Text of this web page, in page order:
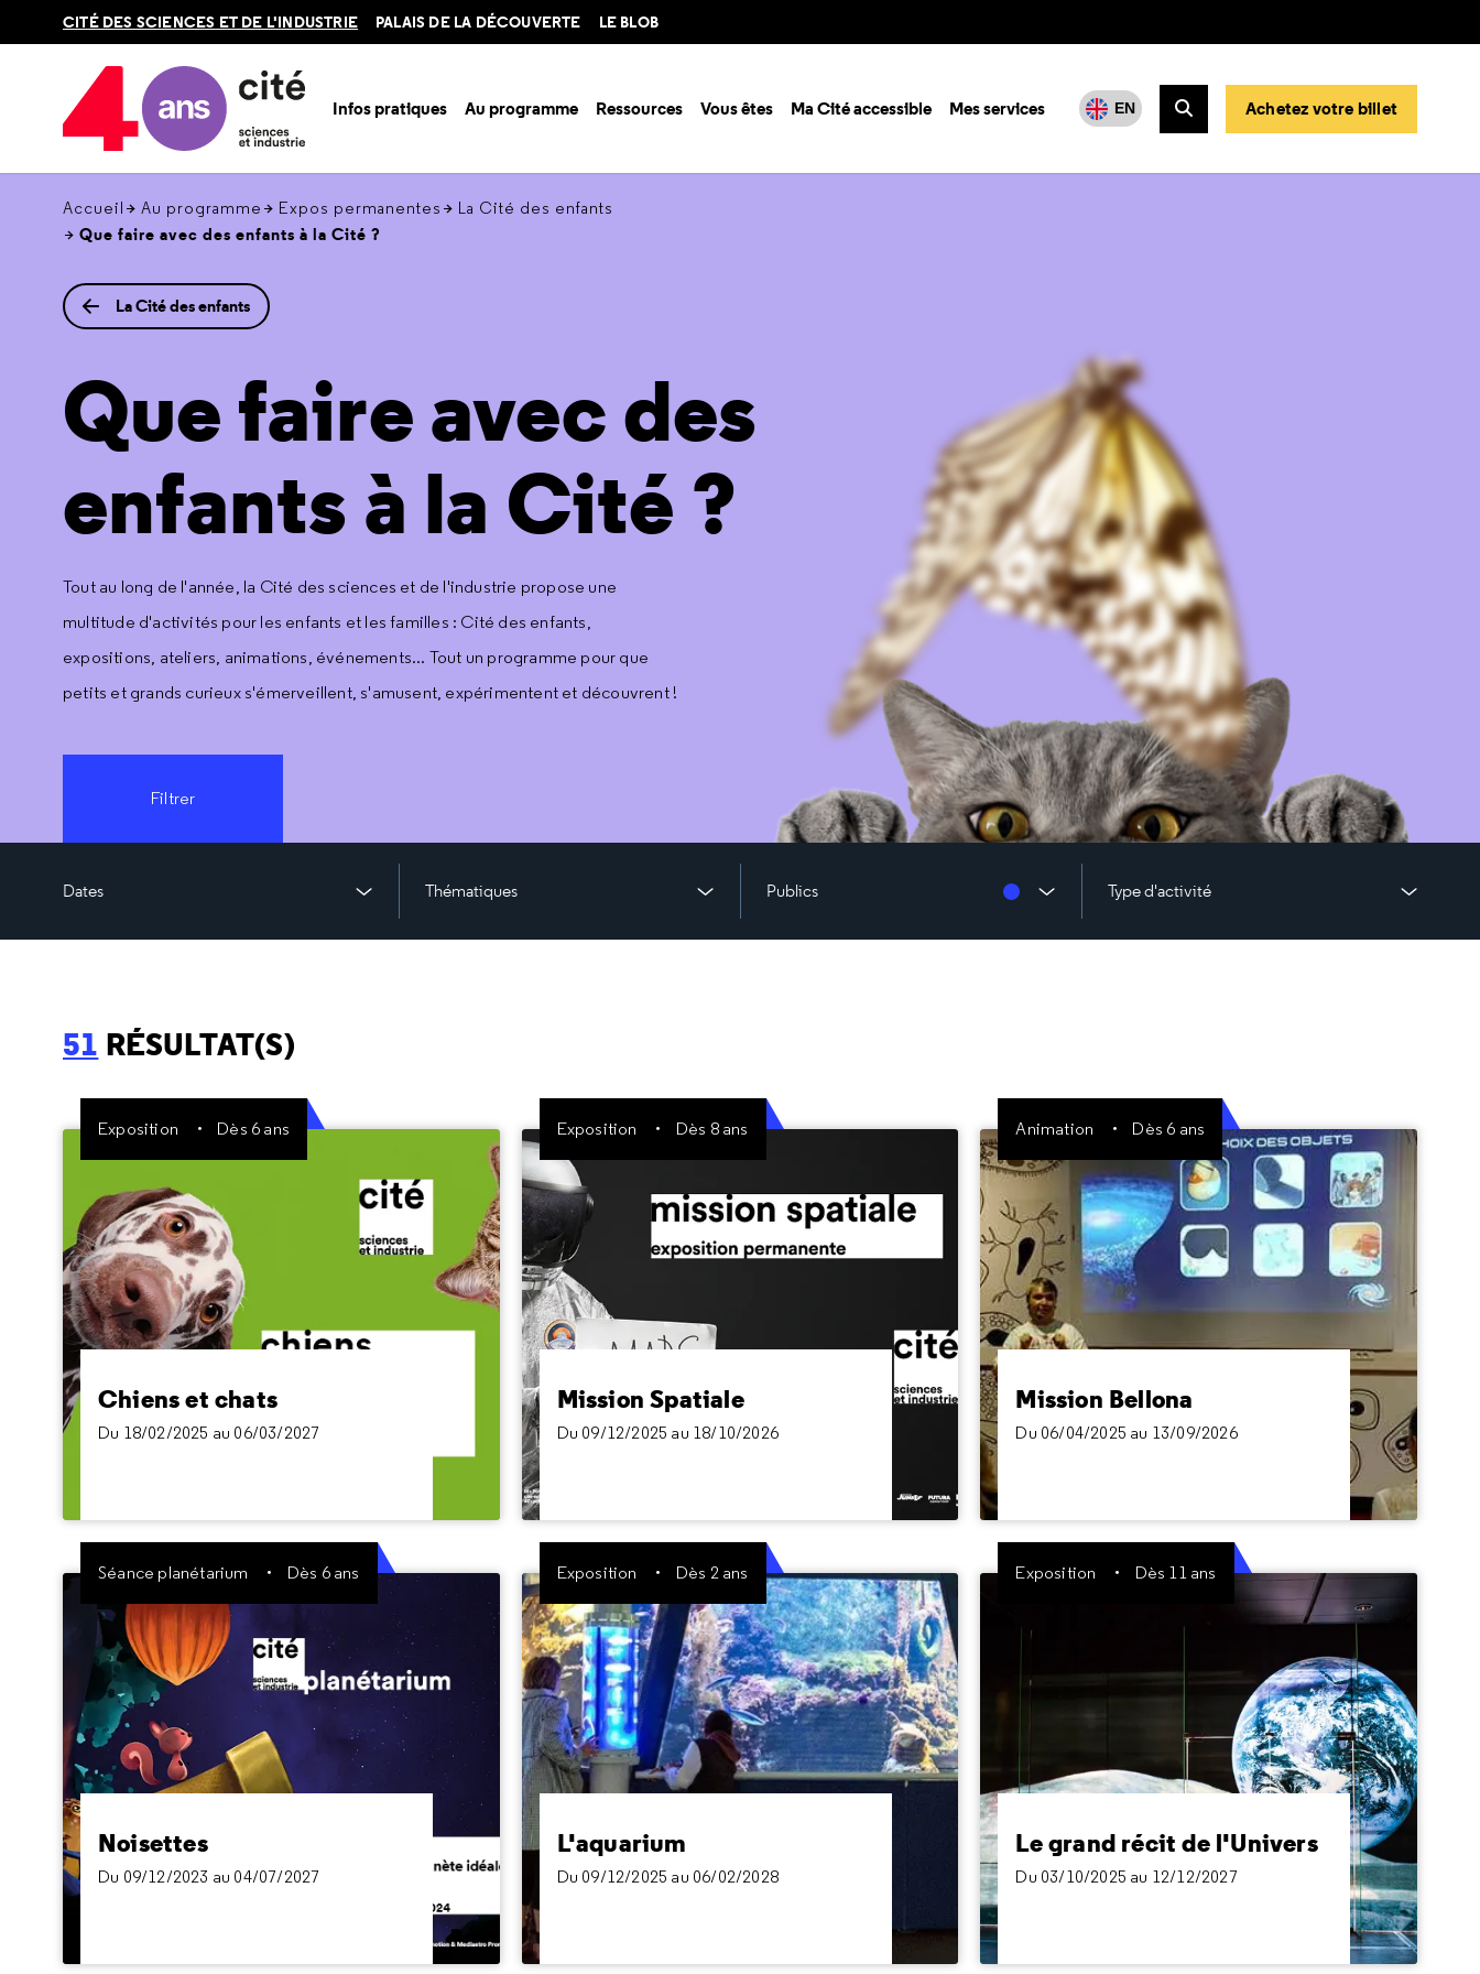
CITÉ DES SCIENCES ET DE L'INDUSTRIE PALAIS DE LA DÉCOUVERTE LE BLOB
Infos pratiques Au programme Ressources Vous êtes Ma Cité accessible Mes services EN
Rechercher
Achetez votre billet
Accueil Au programme Expos permanentes La Cité des enfants
Que faire avec des enfants à la Cité ?
La Cité des enfants
Que faire avec des
enfants à la Cité ?
Tout au long de l'année, la Cité des sciences et de l'industrie propose une
multitude d'activités pour les enfants et les familles : Cité des enfants,
expositions, ateliers, animations, événements... Tout un programme pour que
petits et grands curieux s'émerveillent, s'amusent, expérimentent et découvrent !
Filtrer
Dates Thématiques Publics Type d'activité
51 RÉSULTAT(S)
Exposition Dès 6 ans
Chiens et chats
Du 18/02/2025 au 06/03/2027
Chiens et chats
Du 18/02/2025 au 06/03/2027
Vous pensez connaître les chiens et chats ? Ce
n'est peut-être pas le cas, vous le comprendrez
en vous amusant au cours de la visite de
Exposition Dès 8 ans
Mission Spatiale
Du 09/12/2025 au 18/10/2026
Mission Spatiale
Du 09/12/2025 au 18/10/2026
Quittez la Terre pour explorer les enjeux de la
conquête spatiale, en devenant tour à tour un
voyageur, un explorateur, un acteur et un
observateur de l’espace.
Animation Dès 6 ans
Mission Bellona
Du 06/04/2025 au 13/09/2026
Mission Bellona
Du 06/04/2025 au 13/09/2026
La mission Bellona a été annoncée. Une équipe
de spationautes va être envoyée dans l’espace
plus loin que là où l’humain n’est jamais allé. Ils
Séance planétarium Dès 6 ans
Noisettes
Du 09/12/2023 au 04/07/2027
Noisettes
Du 09/12/2023 au 04/07/2027
Noisettes raconte l’histoire de Nino et Lili, deux
écureuils fans de noisettes, au point de décider
un jour d’aller dans l’espace voir s’il n’y en aurait
Exposition Dès 2 ans
L'aquarium
Du 09/12/2025 au 06/02/2028
L'aquarium
Du 09/12/2025 au 06/02/2028
Derrière les vitres de l'aquarium, se niche une
communauté de plantes et d'animaux.
Exposition Dès 11 ans
Le grand récit de l'Univers
Du 03/10/2025 au 12/12/2027
Le grand récit de l'Univers
Du 03/10/2025 au 12/12/2027
Une enquête passionnante pour découvrir la
généalogie de la matière, en remontant le
temps jusqu'à la formation des tout premiers